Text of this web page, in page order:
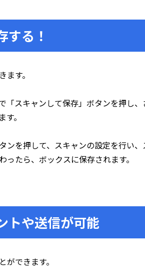
する！
す。
スキャンして保存」ボタンを押し
。
を押して、スキャンの設定を行い、
たら、ボックスに保存されます。
トや送信が可能
できます。